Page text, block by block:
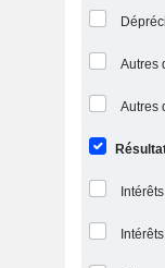
Autres